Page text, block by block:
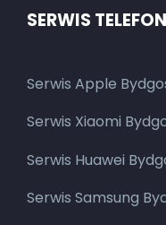
SERWIS
Serwis Apple
Serwis Xiaomi
Serwis Huawei
Serwis Samsung